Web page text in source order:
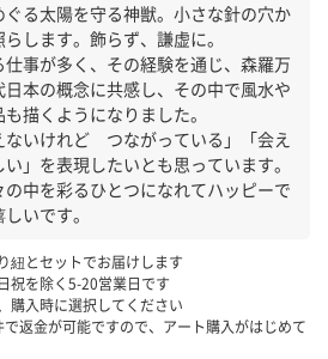
る太陽を守る神獣。小さな針の穴か
します。飾らず、謙虚に。
事が多く、その経験を通じ、森羅万
本の概念に共感し、その中で風水や
描くようになりました。
ないけれど つながっている」「会え
」を表現したいとも思っています。
中を彩るひとつになれてハッピーで
いです。
紐とセットでお届けします
祝を除く5-20営業日です
購入時に選択してください
返金が可能ですので、アート購入がはじめて